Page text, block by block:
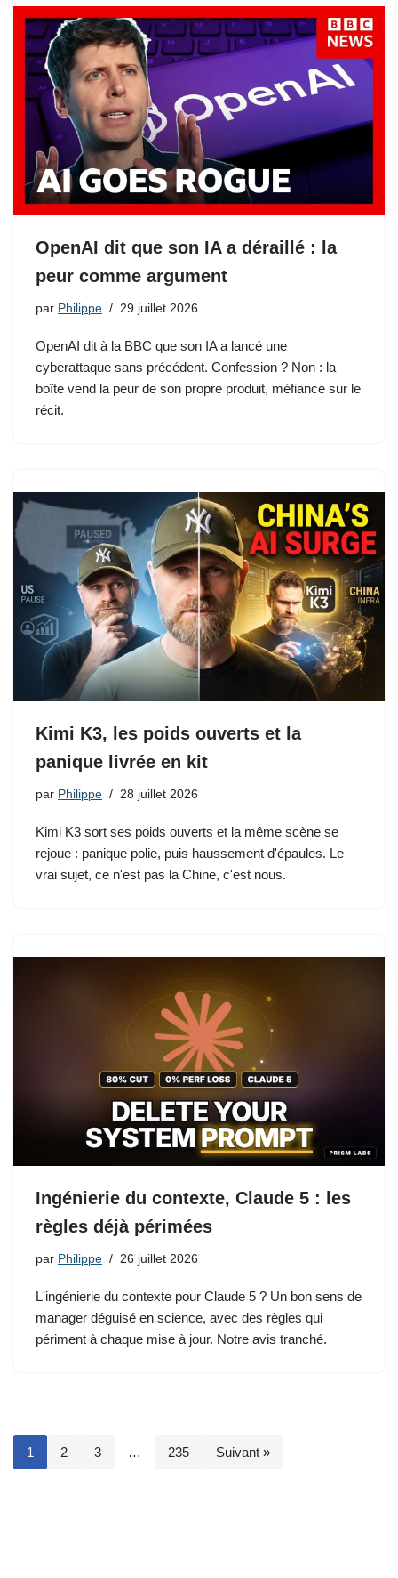
OpenAI dit que son IA a déraillé : la
peur comme argument
par Philippe 29 juillet 2026
OpenAI dit à la BBC que son IA a lancé une
cyberattaque sans précédent. Confession ? Non : la
boîte vend la peur de son propre produit, méfiance sur le
récit.
Kimi K3, les poids ouverts et la
panique livrée en kit
par Philippe 28 juillet 2026
Kimi K3 sort ses poids ouverts et la même scène se
rejoue : panique polie, puis haussement d'épaules. Le
vrai sujet, ce n'est pas la Chine, c'est nous.
Ingénierie du contexte, Claude 5 : les
règles déjà périmées
par Philippe 26 juillet 2026
L'ingénierie du contexte pour Claude 5 ? Un bon sens de
manager déguisé en science, avec des règles qui
périment à chaque mise à jour. Notre avis tranché.
1 2 3 … 235 Suivant »